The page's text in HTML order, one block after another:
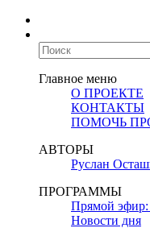
Главное меню
О ПРОЕКТЕ
КОНТАКТЫ
ПОМОЧЬ
АВТОРЫ
Руслан
ПРОГРАММЫ
Прямой
Новости дня